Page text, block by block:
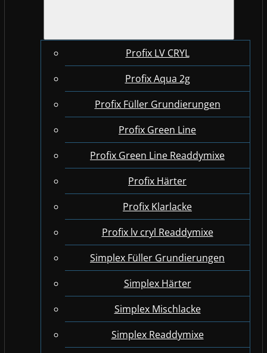
Profix LV CRYL
Profix Aqua 2g
Profix Füller Grundierungen
Profix Green Line
Profix Green Line Readdymixe
Profix Härter
Profix Klarlacke
Profix lv cryl Readdymixe
Simplex Füller Grundierungen
Simplex Härter
Simplex Mischlacke
Simplex Readdymixe